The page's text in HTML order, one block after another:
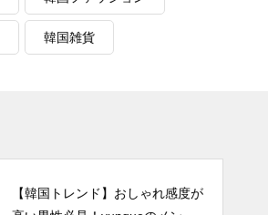
韓国雑貨
【韓国トレンド】おしゃれ感度が